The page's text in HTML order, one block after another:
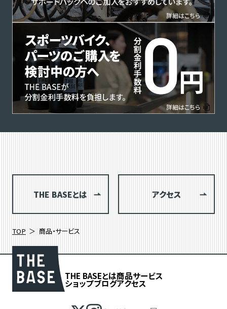
THE BASEとは アクセス
TOP 商品・サービス
THE BASEとは商品サービス
ショップブログアクセス